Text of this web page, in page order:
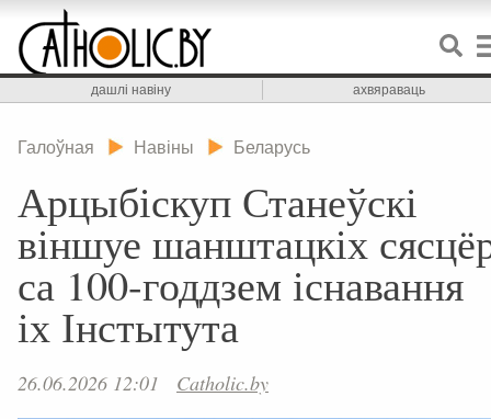
дашлі навіну ахвяраваць
Галоўная Навіны Беларусь
Арцыбіскуп Станеўскі
віншуе шанштацкіх
са 100-годдзем існавання
іх Інстытута
26.06.2026 12:01 Catholic.by